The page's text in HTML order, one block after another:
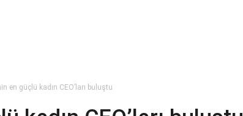
en güçlü kadın CEO’ları buluştu